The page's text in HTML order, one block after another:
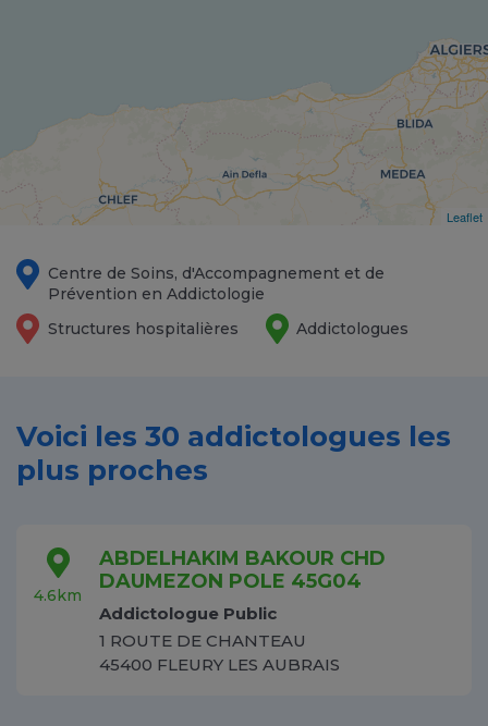
Leaflet
Centre de Soins, d'Accompagnement et de
Prévention en Addictologie
Structures hospitalières
Addictologues
Voici les 30 addictologues les
plus proches
4.6km
ABDELHAKIM BAKOUR CHD
DAUMEZON POLE 45G04
Addictologue Public
1 ROUTE DE CHANTEAU
45400 FLEURY LES AUBRAIS